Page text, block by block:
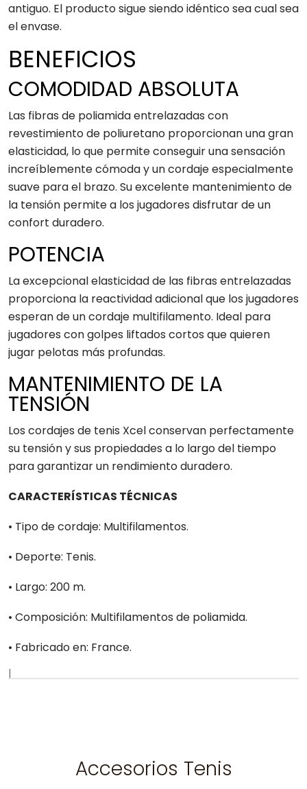
antiguo. El producto sigue siendo idéntico sea cual sea
el envase.
BENEFICIOS
COMODIDAD ABSOLUTA
Las fibras de poliamida entrelazadas con
revestimiento de poliuretano proporcionan una gran
elasticidad, lo que permite conseguir una sensación
increíblemente cómoda y un cordaje especialmente
suave para el brazo. Su excelente mantenimiento de
la tensión permite a los jugadores disfrutar de un
confort duradero.
POTENCIA
La excepcional elasticidad de las fibras entrelazadas
proporciona la reactividad adicional que los jugadores
esperan de un cordaje multifilamento. Ideal para
jugadores con golpes liftados cortos que quieren
jugar pelotas más profundas.
MANTENIMIENTO DE LA
TENSIÓN
Los cordajes de tenis Xcel conservan perfectamente
su tensión y sus propiedades a lo largo del tiempo
para garantizar un rendimiento duradero.
CARACTERÍSTICAS TÉCNICAS
• Tipo de cordaje: Multifilamentos.
• Deporte: Tenis.
• Largo: 200 m.
• Composición: Multifilamentos de poliamida.
• Fabricado en: France.
|
Accesorios Tenis